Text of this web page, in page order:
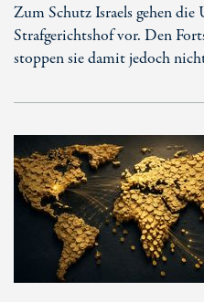
Zum Schutz Israels gehen
Strafgerichtshof vor. Den
stoppen sie damit jedoch